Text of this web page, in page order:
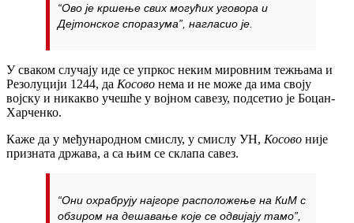
“Ово је кршење свих могућих уговора и
Дејтонског споразума”, нагласио је.
У сваком случају иде се упркос неким мировним тежњама и
Резолуцији 1244, да Косово нема и не може да има своју
војску и никакво учешће у војном савезу, подсетио је Боцан-
Харченко.
Каже да у међународном смислу, у смислу УН, Косово није
призната држава, а са њим се склапа савез.
“Они охрабрују најгоре расположење на КиМ с
обзиром на дешавање које се одвијају тамо”,